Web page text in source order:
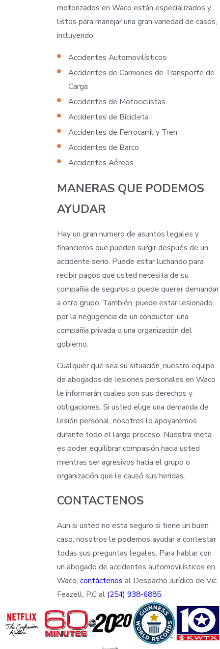
motorizados en Waco están especializados y
listos para manejar una gran variedad de casos,
incluyendo:
Accidentes Automovilísticos
Accidentes de Camiones de Transporte de
Carga
Accidentes de Motociclistas
Accidentes de Bicicleta
Accidentes de Ferrocarril y Tren
Accidentes de Barco
Accidentes Aéreos
MANERAS QUE PODEMOS
AYUDAR
Hay un gran numero de asuntos legales y
financieros que pueden surgir después de un
accidente serio. Puede estar luchando para
recibir pagos que usted necesita de su
compañía de seguros o puede querer demandar
a otro grupo. También, puede estar lesionado
por la negligencia de un conductor, una
compañía privada o una organización del
gobierno.
Cualquier que sea su situación, nuestro equipo
de abogados de lesiones personales en Waco
le informarán cuales son sus derechos y
obligaciones. Si usted elige una demanda de
lesión personal, nosotros lo apoyaremos
durante todo el largo proceso. Nuestra meta
es poder equilibrar compasión hacia usted
mientras ser agresivos hacia el grupo o
organización que le causó sus heridas.
CONTACTENOS
Aun si usted no esta seguro si tiene un buen
caso, nosotros le podemos ayudar a contestar
todas sus preguntas legales. Para hablar con
un abogado de accidentes automovilísticos en
Waco, contáctenos al Despacho Jurídico de Vic
Feazell, P.C al (254) 938-6885.